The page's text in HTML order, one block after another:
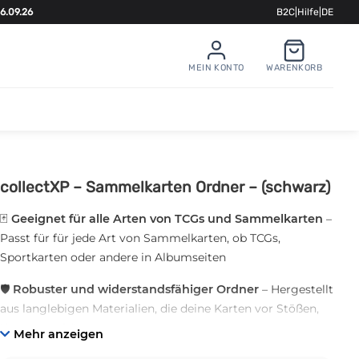
B2C Hilfe DE
MEIN KONTO WARENKORB
collectXP – Sammelkarten Ordner – (schwarz)
🃏 Geeignet für alle Arten von TCGs und Sammelkarten –
Passt für für jede Art von Sammelkarten, ob TCGs,
Sportkarten oder andere in Albumseiten
🛡️ Robuster und widerstandsfähiger Ordner – Hergestellt
aus langlebigen Materialien, die deine Karten vor Stößen,
Kratzern schützen
Mehr anzeigen